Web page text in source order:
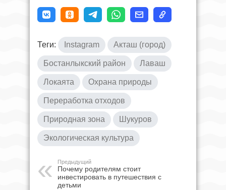
Теги: Instagram Акташ (город)
Бостанлыкский район Лаваш
Локаята Охрана природы
Переработка отходов
Природная зона Шукуров
Экологическая культура
Предыдущий
Почему родителям стоит
инвестировать в путешествия с
детьми